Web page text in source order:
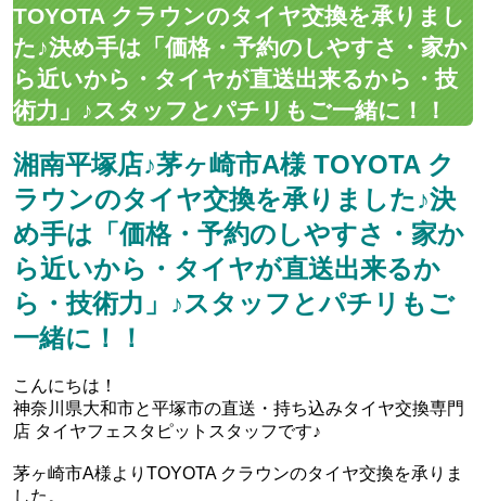
TOYOTA クラウンのタイヤ交換を承りまし
た♪決め手は「価格・予約のしやすさ・家か
ら近いから・タイヤが直送出来るから・技
術力」♪スタッフとパチリもご一緒に！！
湘南平塚店♪茅ヶ崎市A様 TOYOTA ク
ラウンのタイヤ交換を承りました♪決
め手は「価格・予約のしやすさ・家か
ら近いから・タイヤが直送出来るか
ら・技術力」♪スタッフとパチリもご
一緒に！！
こんにちは！
神奈川県大和市と平塚市の直送・‪‎持ち込みタイヤ交換専門
店‬ タイヤフェスタピットスタッフです♪
茅ヶ崎市A様よりTOYOTA クラウンのタイヤ交換を承りま
した。